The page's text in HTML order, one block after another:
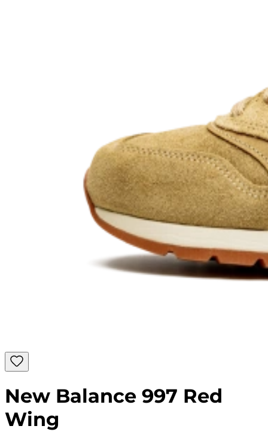
New Balance 997 Red
Wing